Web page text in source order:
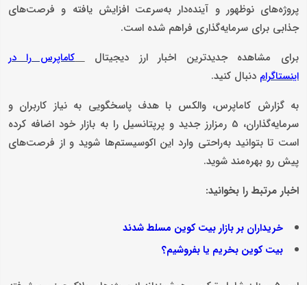
پروژه‌های نوظهور و آینده‌دار به‌سرعت افزایش یافته و فرصت‌های
جذابی برای سرمایه‌گذاری فراهم شده است.
برای مشاهده جدیدترین اخبار ارز دیجیتال
کاماپرس را در
اینستاگرام دنبال کنید.
به گزارش کاماپرس، والکس با هدف پاسخگویی به نیاز کاربران و
سرمایه‌گذاران، 5 رمزارز جدید و پرپتانسیل را به بازار خود اضافه کرده
است تا بتوانید به‌راحتی وارد این اکوسیستم‌ها شوید و از فرصت‌های
پیش رو بهره‌مند شوید.
اخبار مرتبط را بخوانید:
خریداران بر بازار بیت کوین مسلط شدند
بیت کوین بخریم یا بفروشیم؟